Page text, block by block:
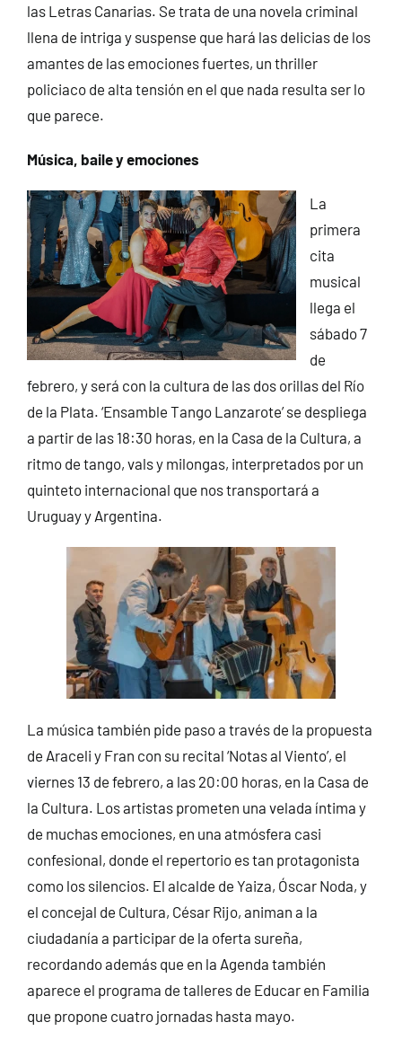
las Letras Canarias. Se trata de una novela criminal
llena de intriga y suspense que hará las delicias de los
amantes de las emociones fuertes, un thriller
policiaco de alta tensión en el que nada resulta ser lo
que parece.
Música, baile y emociones
La
primera
cita
musical
llega el
sábado 7
de
febrero, y será con la cultura de las dos orillas del Río
de la Plata. ‘Ensamble Tango Lanzarote’ se despliega
a partir de las 18:30 horas, en la Casa de la Cultura, a
ritmo de tango, vals y milongas, interpretados por un
quinteto internacional que nos transportará a
Uruguay y Argentina.
La música también pide paso a través de la propuesta
de Araceli y Fran con su recital ‘Notas al Viento’, el
viernes 13 de febrero, a las 20:00 horas, en la Casa de
la Cultura. Los artistas prometen una velada íntima y
de muchas emociones, en una atmósfera casi
confesional, donde el repertorio es tan protagonista
como los silencios. El alcalde de Yaiza, Óscar Noda, y
el concejal de Cultura, César Rijo, animan a la
ciudadanía a participar de la oferta sureña,
recordando además que en la Agenda también
aparece el programa de talleres de Educar en Familia
que propone cuatro jornadas hasta mayo.